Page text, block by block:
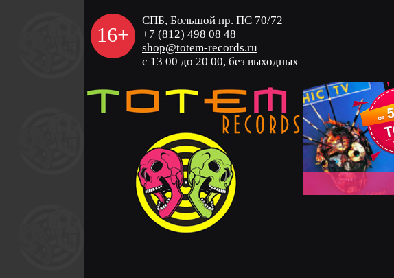
16+
СПБ, Большой пр. ПС 70/72
+7 (812) 498 08 48
shop@totem-records.ru
с 13 00 до 20 00, без выходных